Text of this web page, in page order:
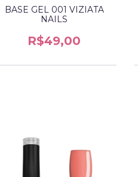
BASE GEL 001 VIZIATA
NAILS
R$49,00